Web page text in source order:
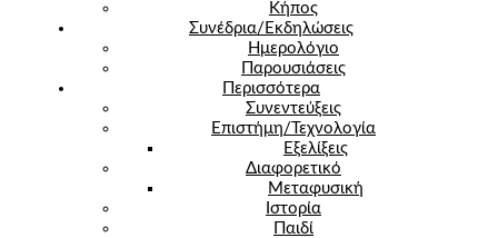
Κήπος
Συνέδρια/Εκδηλώσεις
Ημερολόγιο
Παρουσιάσεις
Περισσότερα
Συνεντεύξεις
Επιστήμη/Τεχνολογία
Εξελίξεις
Διαφορετικό
Μεταφυσική
Ιστορία
Παιδί